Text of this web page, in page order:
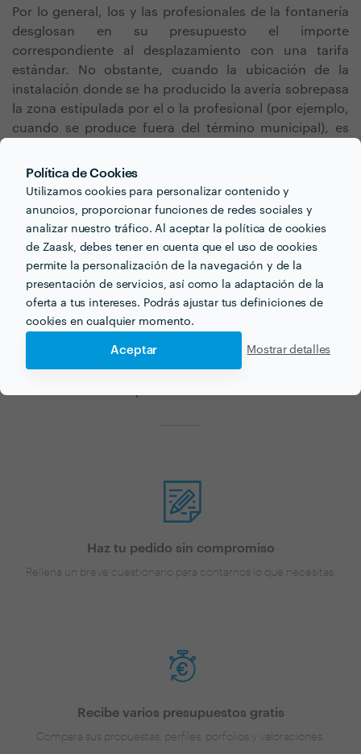
Política de Cookies
Utilizamos cookies para personalizar contenido y
anuncios, proporcionar funciones de redes sociales y
analizar nuestro tráfico. Al aceptar la política de cookies
de Zaask, debes tener en cuenta que el uso de cookies
permite la personalización de la navegación y de la
presentación de servicios, así como la adaptación de la
oferta a tus intereses. Podrás ajustar tus definiciones de
cookies en cualquier momento.
Aceptar Mostrar detalles
Por lo general, los y las profesionales de la fontanería
desglosan en su presupuesto el importe
correspondiente al desplazamiento con una tarifa
estándar. No obstante, cuando la ubicación de la
instalación donde se ha producido la avería sobrepasa
la zona estipulada por el o la profesional (por ejemplo,
cuando se produce fuera del término municipal), es
dependencia del kilometraje.
¿Buscas cambio de grifos
para tu próximo proyecto?
Ahora que tienes una idea de los precios, ¡vamos a
Haz tu pedido sin compromiso
Rellena un breve cuestionario para contarnos lo que necesitas.
Recibe varios presupuestos gratis
Compara sus propuestas, perfiles, porfolios y valoraciones.